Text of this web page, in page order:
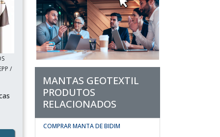
/
MANTAS GEOTEXTIL
PRODUTOS
RELACIONADOS
COMPRAR MANTA DE BIDIM